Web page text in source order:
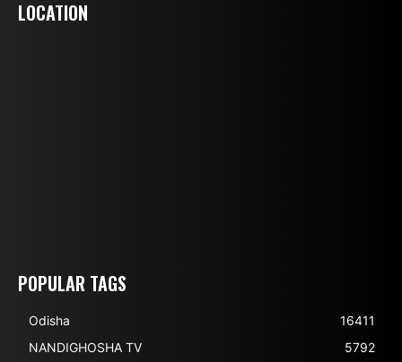
LOCATION
POPULAR TAGS
Odisha
16411
NANDIGHOSHA TV
5792